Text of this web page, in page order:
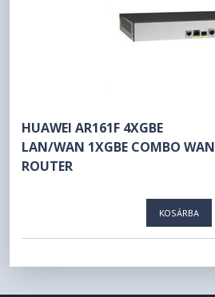
HUAWEI AR161F 4XGBE
LAN/WAN 1XGBE COMBO WAN
ROUTER
KOSÁRBA